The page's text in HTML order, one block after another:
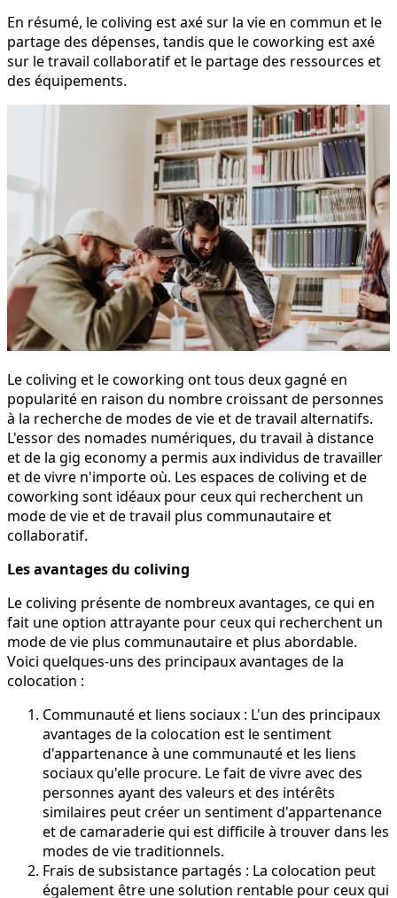
En résumé, le coliving est axé sur la vie en commun et le
partage des dépenses, tandis que le coworking est axé
sur le travail collaboratif et le partage des ressources et
des équipements.
Le coliving et le coworking ont tous deux gagné en
popularité en raison du nombre croissant de personnes
à la recherche de modes de vie et de travail alternatifs.
L'essor des nomades numériques, du travail à distance
et de la gig economy a permis aux individus de travailler
et de vivre n'importe où. Les espaces de coliving et de
coworking sont idéaux pour ceux qui recherchent un
mode de vie et de travail plus communautaire et
collaboratif.
Les avantages du coliving
Le coliving présente de nombreux avantages, ce qui en
fait une option attrayante pour ceux qui recherchent un
mode de vie plus communautaire et plus abordable.
Voici quelques-uns des principaux avantages de la
colocation :
Communauté et liens sociaux : L'un des principaux
avantages de la colocation est le sentiment
d'appartenance à une communauté et les liens
sociaux qu'elle procure. Le fait de vivre avec des
personnes ayant des valeurs et des intérêts
similaires peut créer un sentiment d'appartenance
et de camaraderie qui est difficile à trouver dans les
modes de vie traditionnels.
Frais de subsistance partagés : La colocation peut
également être une solution rentable pour ceux qui